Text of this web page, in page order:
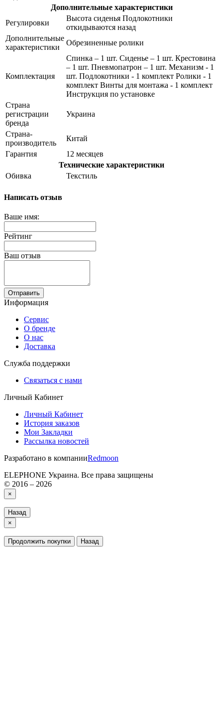
Дополнительные характеристики
Регулировки
Высота сиденья Подлокотники
откидываются назад
Дополнительные
характеристики
Обрезиненные ролики
Комплектация
Спинка – 1 шт. Сиденье – 1 шт. Крестовина
– 1 шт. Пневмопатрон – 1 шт. Механизм - 1
шт. Подлокотники - 1 комплект Ролики - 1
комплект Винты для монтажа - 1 комплект
Инструкция по установке
Страна
регистрации
бренда
Украина
Страна-
производитель
Китай
Гарантия
12 месяцев
Технические характеристики
Обивка
Текстиль
Написать отзыв
Ваше имя:
Рейтинг
Ваш отзыв
Отправить
Информация
Сервис
О бренде
О нас
Доставка
Служба поддержки
Связаться с нами
Личный Кабинет
Личный Кабинет
История заказов
Мои Закладки
Рассылка новостей
Разработано в компанииRedmoon
ELEPHONE Украина. Все права защищены
© 2016 – 2026
×
Назад
×
Продолжить покупки Назад